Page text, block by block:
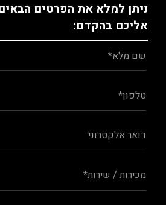
ניתן למלא את הפרטים הבאים
אליכם בהקדם: